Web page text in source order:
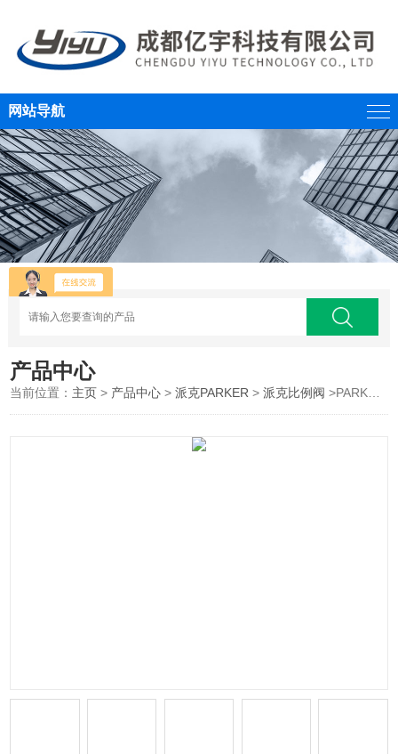
网站导航
产品中心
当前位置： 主页 > 产品中心 >派克PARKER >派克比例阀 >PARKER派克直动式比例换向阀